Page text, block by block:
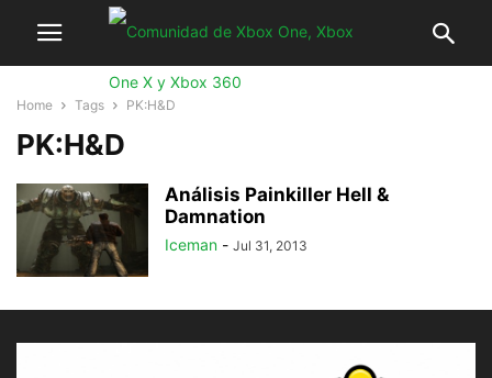
Home Tags PK:H&D
PK:H&D
Análisis Painkiller Hell &
Damnation
Iceman - Jul 31, 2013